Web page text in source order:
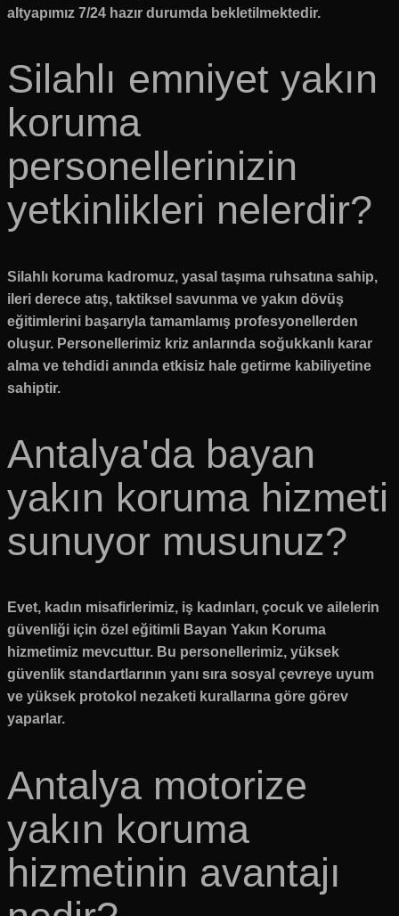
altyapımız 7/24 hazır durumda bekletilmektedir.
Silahlı emniyet yakın
koruma
personellerinizin
yetkinlikleri nelerdir?
Silahlı koruma kadromuz, yasal taşıma ruhsatına sahip,
ileri derece atış, taktiksel savunma ve yakın dövüş
eğitimlerini başarıyla tamamlamış profesyonellerden
oluşur. Personellerimiz kriz anlarında soğukkanlı karar
alma ve tehdidi anında etkisiz hale getirme kabiliyetine
sahiptir.
Antalya'da bayan
yakın koruma hizmeti
sunuyor musunuz?
Evet, kadın misafirlerimiz, iş kadınları, çocuk ve ailelerin
güvenliği için özel eğitimli Bayan Yakın Koruma
hizmetimiz mevcuttur. Bu personellerimiz, yüksek
güvenlik standartlarının yanı sıra sosyal çevreye uyum
ve yüksek protokol nezaketi kurallarına göre görev
yaparlar.
Antalya motorize
yakın koruma
hizmetinin avantajı